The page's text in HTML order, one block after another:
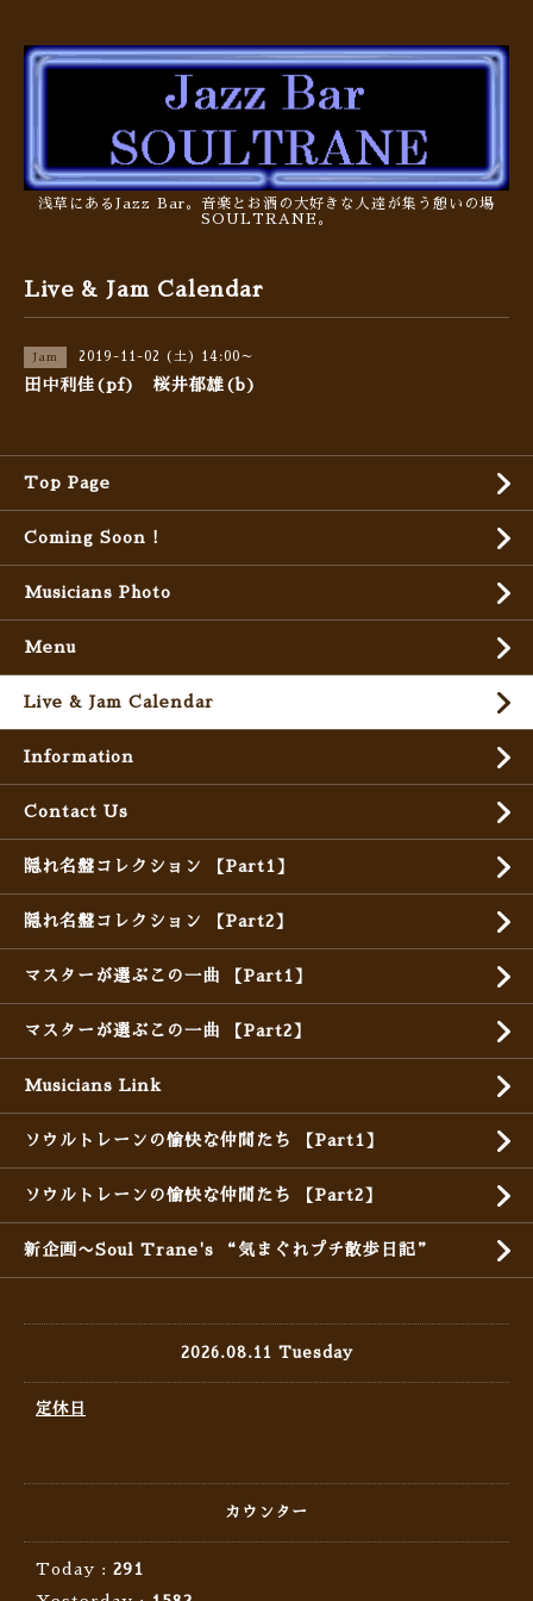
浅草にあるJazz Bar。音楽とお酒の大好きな人達が集う憩いの場
SOULTRANE。
Live & Jam Calendar
Jam 2019-11-02 (土) 14:00～
田中利佳(pf) 桜井郁雄(b)
Top Page
Coming Soon !
Musicians Photo
Menu
Live & Jam Calendar
Information
Contact Us
隠れ名盤コレクション 【Part1】
隠れ名盤コレクション 【Part2】
マスターが選ぶこの一曲 【Part1】
マスターが選ぶこの一曲 【Part2】
Musicians Link
ソウルトレーンの愉快な仲間たち 【Part1】
ソウルトレーンの愉快な仲間たち 【Part2】
新企画〜Soul Trane's “気まぐれプチ散歩日記”
2026.08.11 Tuesday
定休日
カウンター
Today : 291